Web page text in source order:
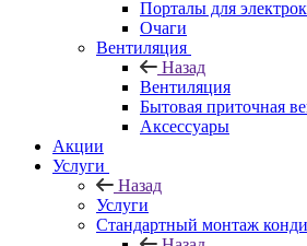
Порталы для
Очаги
Вентиляция
Назад
Вентиляция
Бытовая приточная
Аксессуары
Акции
Услуги
Назад
Услуги
Стандартный монтаж